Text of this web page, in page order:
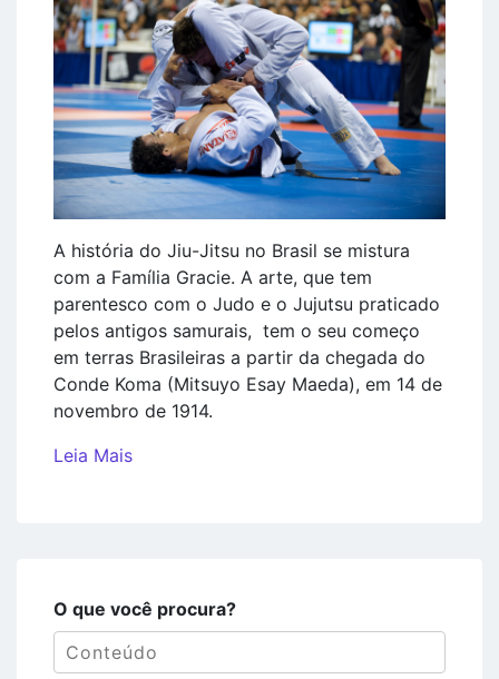
A história do Jiu-Jitsu no Brasil se mistura
com a Família Gracie. A arte, que tem
parentesco com o Judo e o Jujutsu praticado
pelos antigos samurais, tem o seu começo
em terras Brasileiras a partir da chegada do
Conde Koma (Mitsuyo Esay Maeda), em 14 de
novembro de 1914.
Leia Mais
O que você procura?